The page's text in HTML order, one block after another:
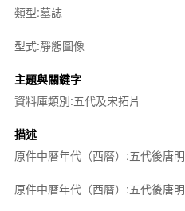
類型:墓誌
型式:靜態圖像
主題與關鍵字
資料庫類別:五代及宋拓片
描述
原件中曆年代（西曆）:五代後唐
原件中曆年代（西曆）:五代後唐